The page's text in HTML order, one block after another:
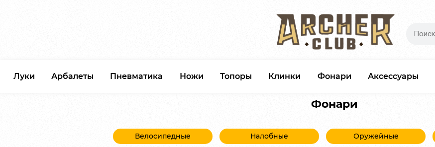
Луки Арбалеты Пневматика Ножи Топоры Клинки Фонари Аксессуары
Фонари
Велосипедные Налобные Оружейные